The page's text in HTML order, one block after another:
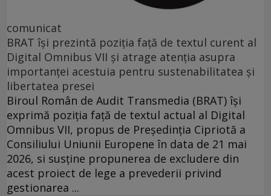
comunicat
BRAT își prezintă poziția față de textul curent al
Digital Omnibus VII și atrage atenția asupra
importanței acestuia pentru sustenabilitatea și
libertatea presei
Biroul Român de Audit Transmedia (BRAT) își
exprimă poziția față de textul actual al Digital
Omnibus VII, propus de Președinția Cipriotă a
Consiliului Uniunii Europene în data de 21 mai
2026, si susține propunerea de excludere din
acest proiect de lege a prevederii privind
gestionarea ...